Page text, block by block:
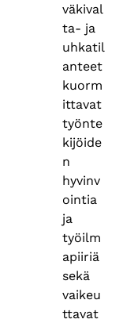
väkival
ta- ja
uhkatil
anteet
kuorm
ittavat
työnte
kijöide
n
hyvinv
ointia
ja
työilm
apiiriä
sekä
vaikeu
ttavat